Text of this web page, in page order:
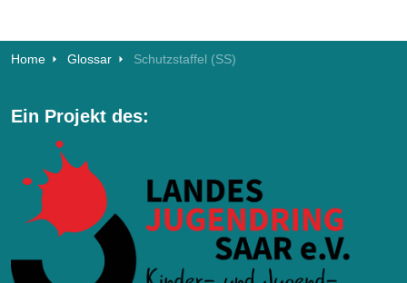
Home Glossar Schutzstaffel (SS)
Ein Projekt des: